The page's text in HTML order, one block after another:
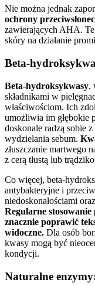
Nie można jednak
ochrony
zawierających AHA.
skóry na działanie
Beta-
Beta-hydroksykwasy,
składnikami w
właściwościom. Ich
umożliwia im głębokie
doskonale radzą sobie
wydzielania sebum.
złuszczanie martwego
z cerą tłustą lub
Co więcej, beta-
antybakteryjne i
niedoskonałościami
Regularne
znacznie poprawić
widoczne. Dla osób
kwasy mogą być
kondycji.
Naturalne